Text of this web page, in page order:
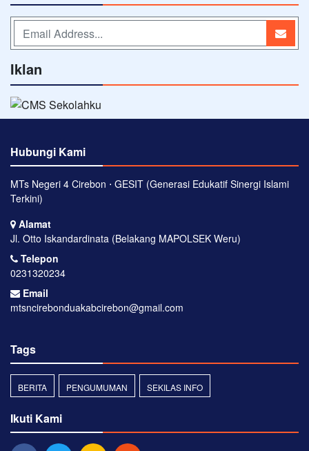
Iklan
Hubungi Kami
MTs Negeri 4 Cirebon ⋅ GESIT (Generasi Edukatif Sinergi Islami
Terkini)
Alamat
Jl. Otto Iskandardinata (Belakang MAPOLSEK Weru)
Telepon
0231320234
Email
mtsncirebonduakabcirebon@gmail.com
Tags
BERITA PENGUMUMAN SEKILAS INFO
Ikuti Kami